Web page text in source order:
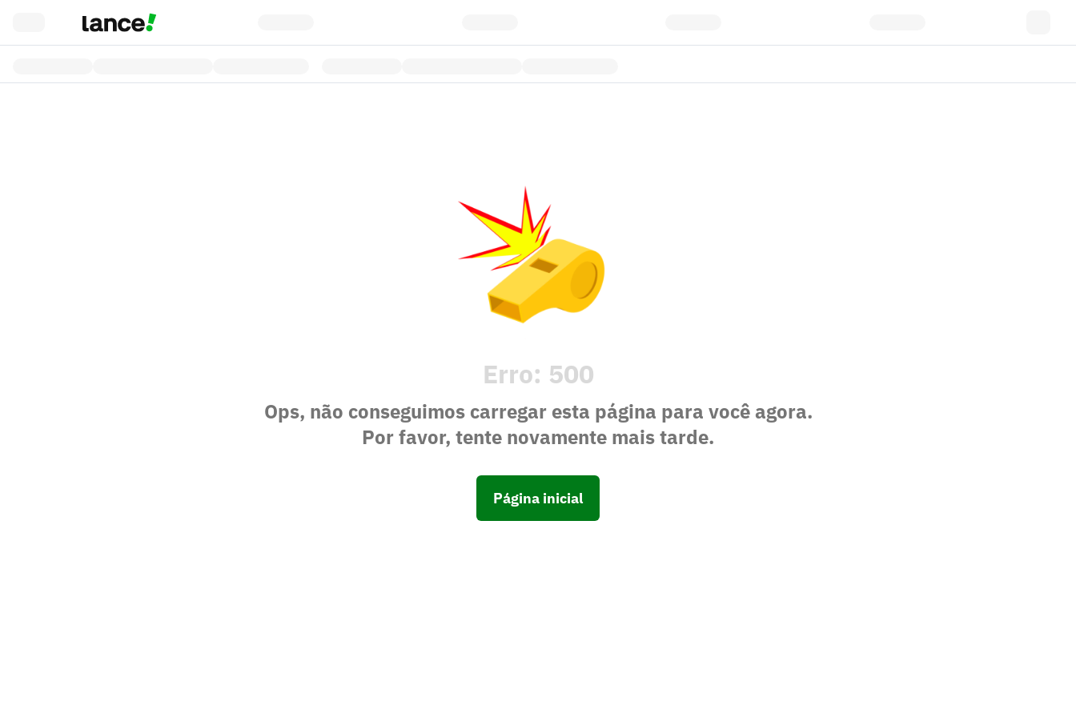
Erro: 500
Ops, não conseguimos carregar esta página para você agora.
Por favor, tente novamente mais tarde.
Página inicial